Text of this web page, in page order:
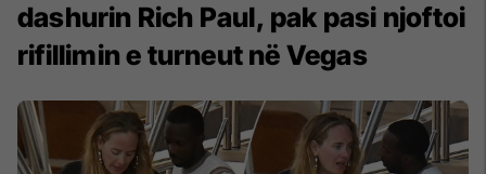
dashurin Rich Paul, pak pasi njoftoi
rifillimin e turneut në Vegas